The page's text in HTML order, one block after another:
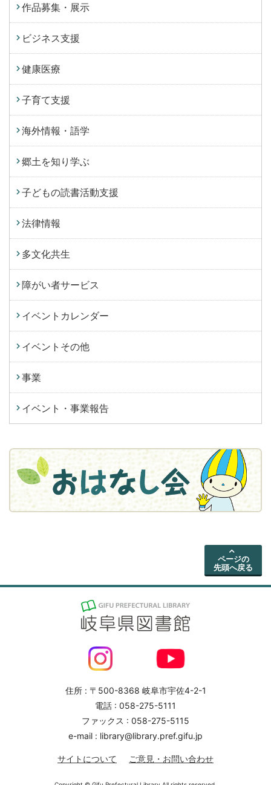
作品募集・展示
ビジネス支援
健康医療
子育て支援
海外情報・語学
郷土を知り学ぶ
子どもの読書活動支援
法律情報
多文化共生
障がい者サービス
イベントカレンダー
イベントその他
事業
イベント・事業報告
ページの
先頭へ戻る
住所 : 〒500-8368 岐阜市宇佐4-2-1
電話 : 058-275-5111
ファックス : 058-275-5115
e-mail : library@library.pref.gifu.jp
サイトについて ご意見・お問い合わせ